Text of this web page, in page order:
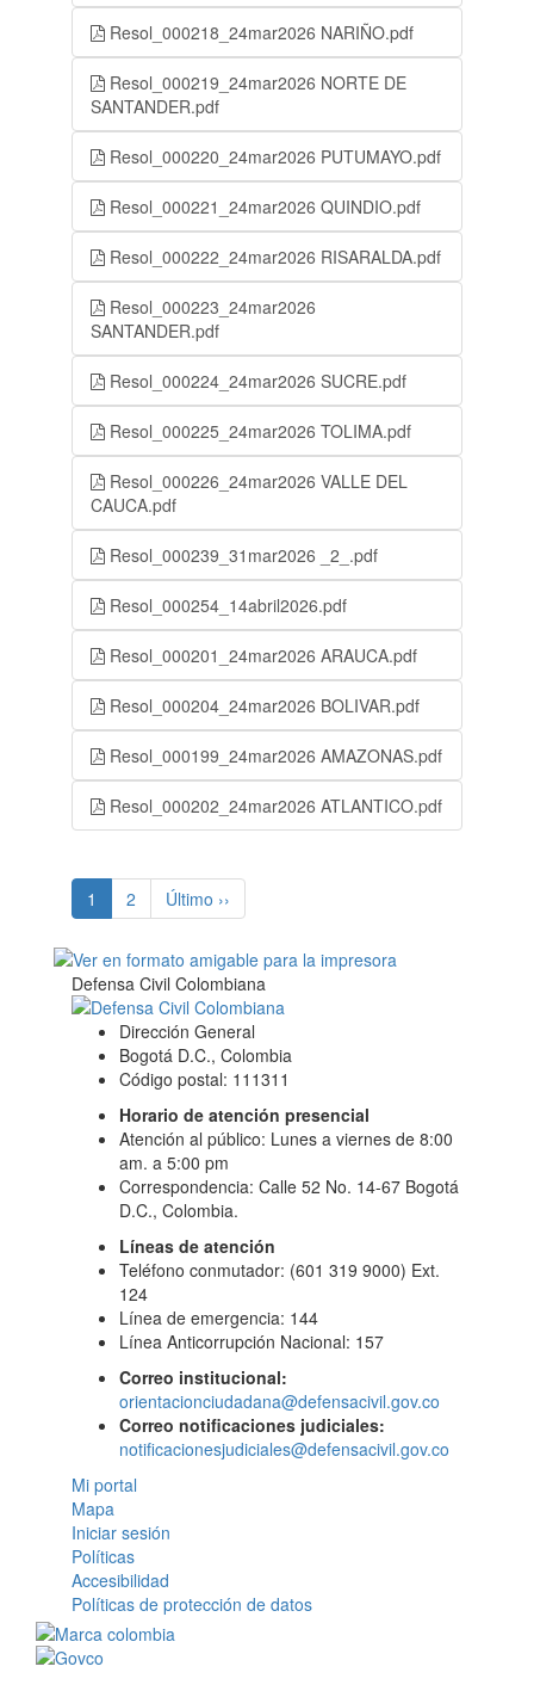
Resol_000218_24mar2026 NARIÑO.pdf
Resol_000219_24mar2026 NORTE DE
SANTANDER.pdf
Resol_000220_24mar2026 PUTUMAYO.pdf
Resol_000221_24mar2026 QUINDIO.pdf
Resol_000222_24mar2026 RISARALDA.pdf
Resol_000223_24mar2026
SANTANDER.pdf
Resol_000224_24mar2026 SUCRE.pdf
Resol_000225_24mar2026 TOLIMA.pdf
Resol_000226_24mar2026 VALLE DEL
CAUCA.pdf
Resol_000239_31mar2026 _2_.pdf
Resol_000254_14abril2026.pdf
Resol_000201_24mar2026 ARAUCA.pdf
Resol_000204_24mar2026 BOLIVAR.pdf
Resol_000199_24mar2026 AMAZONAS.pdf
Resol_000202_24mar2026 ATLANTICO.pdf
1 (current)
2 Último ››
Defensa Civil Colombiana
Dirección General
Bogotá D.C., Colombia
Código postal: 111311
Horario de atención presencial
Atención al público: Lunes a viernes de 8:00
am. a 5:00 pm
Correspondencia: Calle 52 No. 14-67 Bogotá
D.C., Colombia.
Líneas de atención
Teléfono conmutador: (601 319 9000) Ext.
124
Línea de emergencia: 144
Línea Anticorrupción Nacional: 157
Correo institucional:
orientacionciudadana@defensacivil.gov.co
Correo notificaciones judiciales:
notificacionesjudiciales@defensacivil.gov.co
Mi portal
Mapa
Iniciar sesión
Políticas
Accesibilidad
Políticas de protección de datos